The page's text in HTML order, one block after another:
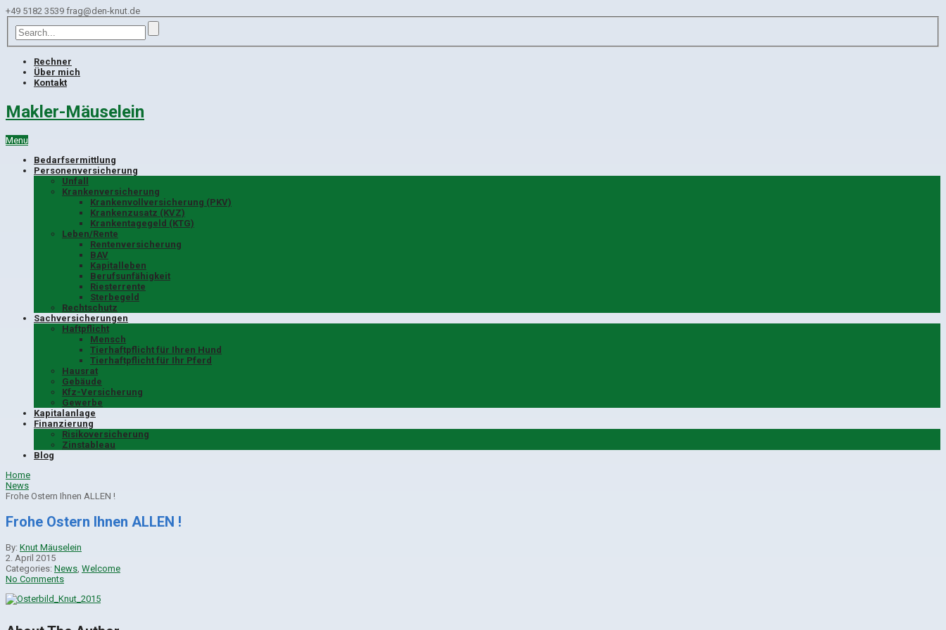
+49 5182 3539 frag@den-knut.de
Rechner
Über mich
Kontakt
Makler-Mäuselein
Menu
Bedarfsermittlung
Personenversicherung
Unfall
Krankenversicherung
Krankenvollversicherung (PKV)
Krankenzusatz (KVZ)
Krankentagegeld (KTG)
Leben/Rente
Rentenversicherung
BAV
Kapitalleben
Berufsunfähigkeit
Riesterrente
Sterbegeld
Rechtschutz
Sachversicherungen
Haftpflicht
Mensch
Tierhaftpflicht für Ihren Hund
Tierhaftpflicht für Ihr Pferd
Hausrat
Gebäude
Kfz-Versicherung
Gewerbe
Kapitalanlage
Finanzierung
Risikoversicherung
Zinstableau
Blog
Home
News
Frohe Ostern Ihnen ALLEN !
Frohe Ostern Ihnen ALLEN !
By: Knut Mäuselein
2. April 2015
Categories: News Welcome
No Comments